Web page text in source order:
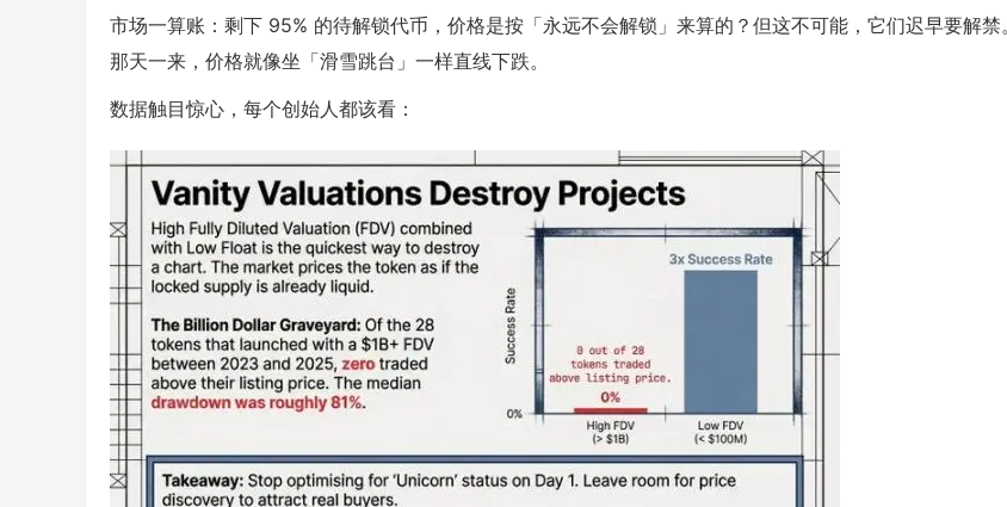
市场一算账：剩下 95% 的待解锁代币，价格是按「永远不会解锁」来算的？但这不可能，它们迟早要解禁
那天一来，价格就像坐「滑雪跳台」一样直线下跌。
数据触目惊心，每个创始人都该看：